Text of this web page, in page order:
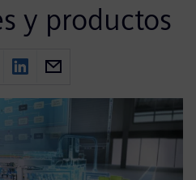
y productos